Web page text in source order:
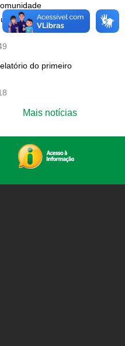
da plataforma
do primeiro
Mais notícias